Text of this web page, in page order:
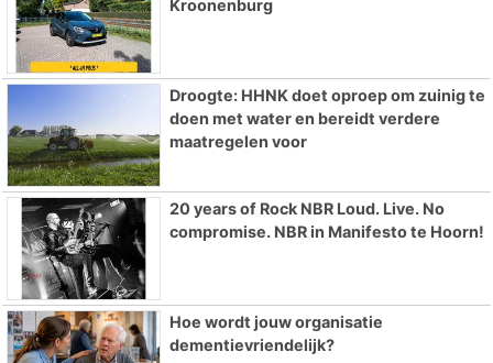
Kroonenburg
Droogte: HHNK doet oproep om zuinig te
doen met water en bereidt verdere
maatregelen voor
20 years of Rock NBR Loud. Live. No
compromise. NBR in Manifesto te Hoorn!
Hoe wordt jouw organisatie
dementievriendelijk?